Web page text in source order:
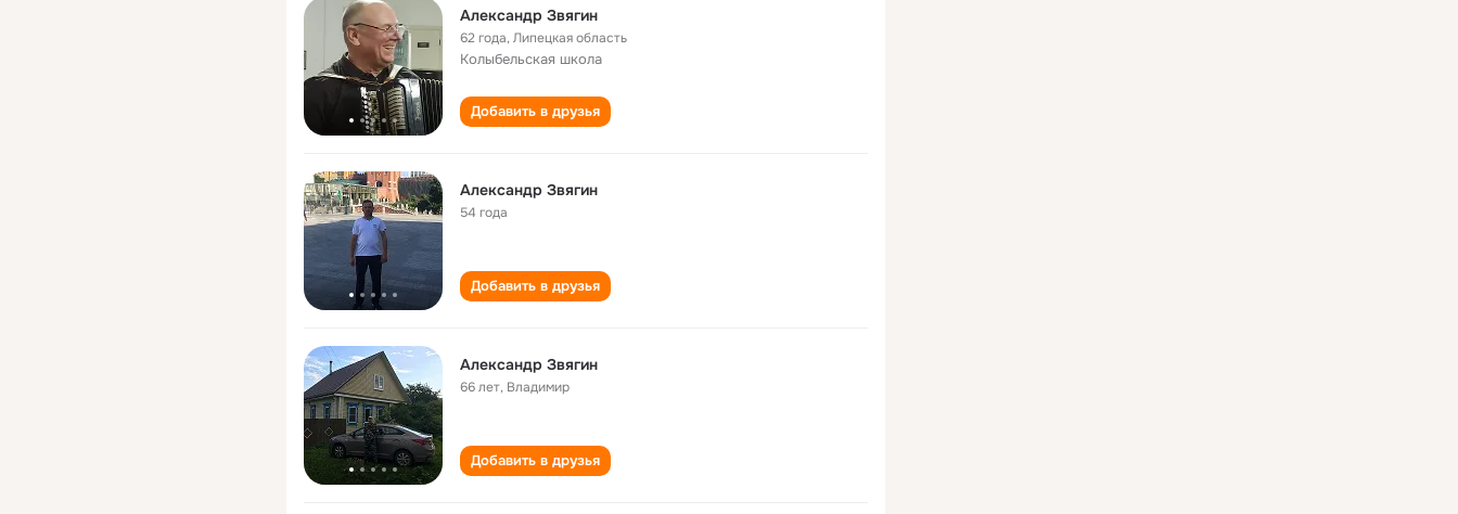
Александр Звягин
62 года,Липецкая область
Колыбельская школа
Добавить в друзья
Александр Звягин
54 года
Добавить в друзья
Александр Звягин
66 лет, Владимир
Добавить в друзья